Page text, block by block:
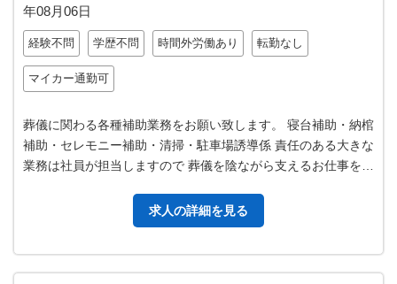
年08月06日
経験不問 学歴不問 時間外労働あり 転勤なし
マイカー通勤可
葬儀に関わる各種補助業務をお願い致します。 寝台補助・納棺
補助・セレモニー補助・清掃・駐車場誘導係 責任のある大きな
業務は社員が担当しますので 葬儀を陰ながら支えるお仕事をお
求人の詳細を見る